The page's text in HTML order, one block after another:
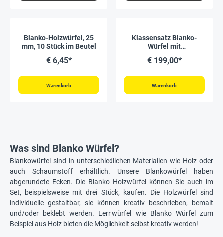
Blanko-Holzwürfel, 25
mm, 10 Stück im Beutel
€ 6,45*
Warenkorb
Klassensatz Blanko-
Würfel mit
12-tlg. in Box
€ 199,00*
Warenkorb
Was sind Blanko Würfel?
Blankowürfel sind in unterschiedlichen Materialien wie Holz oder
auch Schaumstoff erhältlich. Unsere Blankowürfel haben
abgerundete Ecken. Die Blanko Holzwürfel können Sie auch im
Set, beispielsweise mit drei Stück, kaufen. Die Holzwürfel sind
individuelle gestaltbar, sie können kreativ beschrieben, bemalt
und/oder beklebt werden. Lernwürfel wie Blanko Würfel zum
Beispiel aus Holz bieten die Möglichkeit selbst kreativ werden!